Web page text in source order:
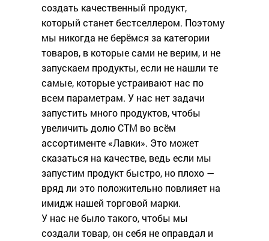
создать качественный продукт,
который станет бестселлером. Поэтому
мы никогда не берёмся за категории
товаров, в которые сами не верим, и не
запускаем продукты, если не нашли те
самые, которые устраивают нас по
всем параметрам. У нас нет задачи
запустить много продуктов, чтобы
увеличить долю СТМ во всём
ассортименте «Лавки». Это может
сказаться на качестве, ведь если мы
запустим продукт быстро, но плохо —
вряд ли это положительно повлияет на
имидж нашей торговой марки.
У нас не было такого, чтобы мы
создали товар, он себя не оправдал и